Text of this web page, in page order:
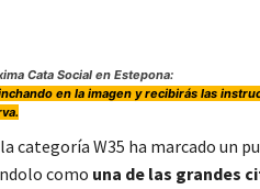
Cata Social en Estepona:
en la imagen y recibirás las
categoría W35 ha marcado un
como una de las grandes